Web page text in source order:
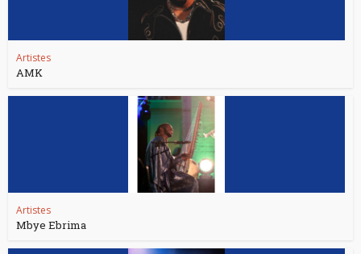
Artistes
AMK
Artistes
Mbye Ebrima